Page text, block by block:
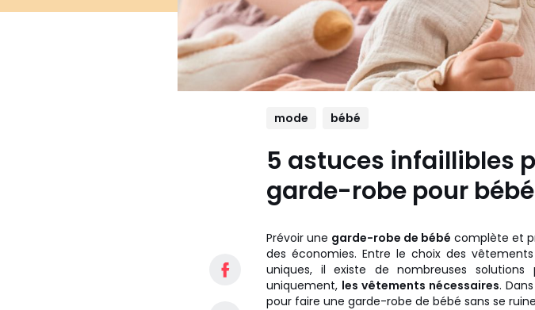
mode bébé
5 astuces infaillibles
garde-robe pour
Prévoir une garde-robe de bébé complète et
des économies. Entre le choix des
uniques, il existe de nombreuses
uniquement, les vêtements nécessaires.
pour faire une garde-robe de bébé sans se